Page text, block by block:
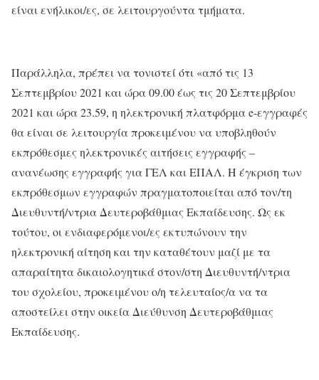
είναι ενήλικοι/ες, σε λειτουργούντα τμήματα.
Παράλληλα, πρέπει να τονιστεί ότι «από τις 13
Σεπτεμβρίου 2021 και ώρα 09.00 έως τις 20 Σεπτεμβρίου
2021 και ώρα 23.59, η ηλεκτρονική πλατφόρμα e-εγγραφές
θα είναι σε λειτουργία προκειμένου να υποβληθούν
εκπρόθεσμες ηλεκτρονικές αιτήσεις εγγραφής –
ανανέωσης εγγραφής για ΓΕΛ και ΕΠΑΛ. Η έγκριση των
εκπρόθεσμων εγγραφών πραγματοποιείται από τον/τη
Διευθυντή/ντρια Δευτεροβάθμιας Εκπαίδευσης. Ως εκ
τούτου, οι ενδιαφερόμενοι/ες εκτυπώνουν την
ηλεκτρονική αίτηση και την καταθέτουν μαζί με τα
απαραίτητα δικαιολογητικά στον/στη Διευθυντή/ντρια
του σχολείου, προκειμένου ο/η τελευταίος/α να τα
αποστείλει στην οικεία Διεύθυνση Δευτεροβάθμιας
Εκπαίδευσης.